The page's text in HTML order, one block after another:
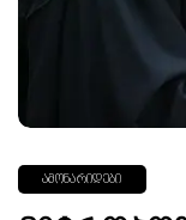
ᲐᲛᲝᲜᲐᲠᲘᲓᲔᲑᲘ